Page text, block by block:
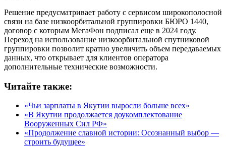
Решение предусматривает работу с сервисом широкополосной
связи на базе низкоорбитальной группировки БЮРО 1440,
договор с которым МегаФон подписал еще в 2024 году.
Переход на использование низкоорбитальной спутниковой
группировки позволит кратно увеличить объем передаваемых
данных, что открывает для клиентов оператора
дополнительные технические возможности.
Читайте также:
«Чьи зарплаты в Якутии выросли больше всех»
«В Якутии продолжается доукомплектование
Вооруженных Сил РФ»
«Продолжение славной истории: Осознанный выбор —
строить будущее»